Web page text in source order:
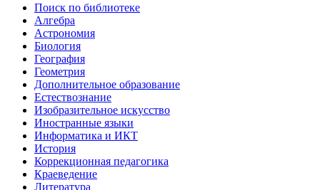
Поиск по библиотеке
Алгебра
Астрономия
Биология
География
Геометрия
Дополнительное образование
Естествознание
Изобразительное искусство
Иностранные языки
Информатика и ИКТ
История
Коррекционная педагогика
Краеведение
Литература